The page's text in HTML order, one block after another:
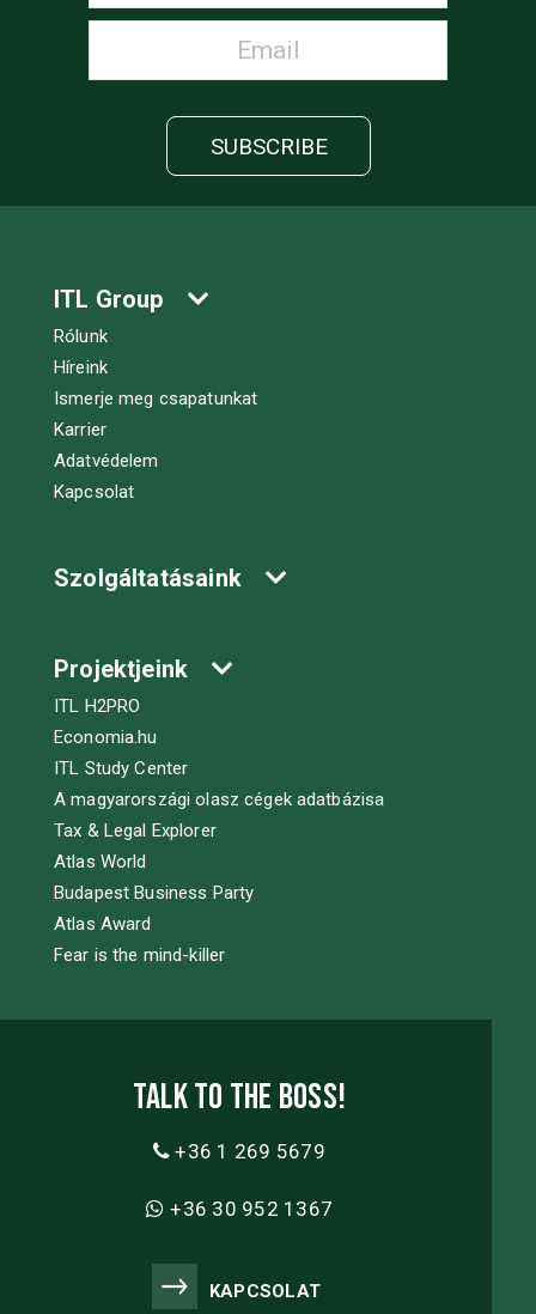
ITL Group
Rólunk
Híreink
Ismerje meg csapatunkat
Karrier
Adatvédelem
Kapcsolat
Szolgáltatásaink
Projektjeink
ITL H2PRO
Economia.hu
ITL Study Center
A magyarországi olasz cégek adatbázisa
Tax & Legal Explorer
Atlas World
Budapest Business Party
Atlas Award
Fear is the mind-killer
Talk to the boss!
+36 1 269 5679
+36 30 952 1367
KAPCSOLAT